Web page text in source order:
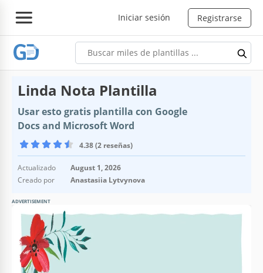
Iniciar sesión Registrarse
Linda Nota Plantilla
Usar esto gratis plantilla con Google
Docs and Microsoft Word
4.38 (2 reseñas)
Actualizado
August 1, 2026
Creado por
Anastasiia Lytvynova
ADVERTISEMENT